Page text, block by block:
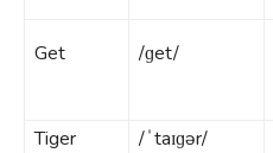
Get /ɡet/
Tiger /ˈtaɪɡər/